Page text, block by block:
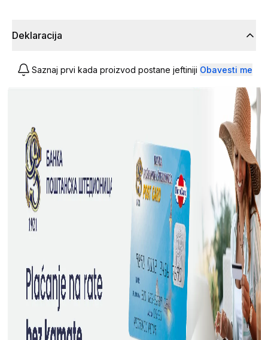
Deklaracija
Saznaj prvi kada proizvod postane jeftiniji Obavesti me